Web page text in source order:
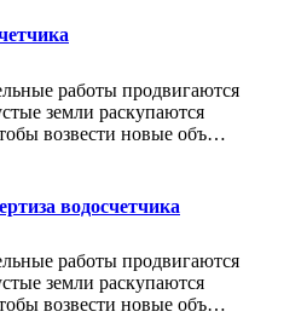
работы продвигаются
земли раскупаются
возвести новые объ…
водосчетчика
работы продвигаются
земли раскупаются
возвести новые объ…